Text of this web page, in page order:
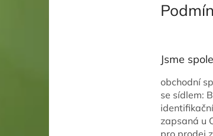
Jsme
obchodní
se sídlem:
zapsaná u
pro prodej